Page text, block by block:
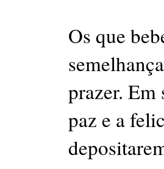
Os que
prazer. Em
paz e a